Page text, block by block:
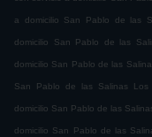
a domicilio San Pablo de las
domicilio San Pablo de las
domicilio San Pablo de las
San Pablo de las Salinas Los
domicilio San Pablo de las
domicilio San Pablo de las